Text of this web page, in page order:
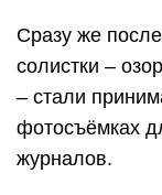
Сразу же
солистки –
– стали
фотосъёмках
журналов.